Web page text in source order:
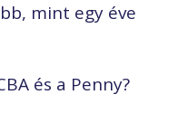
mint egy éve
és a Penny?